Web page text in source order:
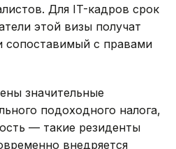
Для IT-кадров срок
этой визы получат
сопоставимый с правами
значительные
подоходного налога,
— такие резиденты
внедряется